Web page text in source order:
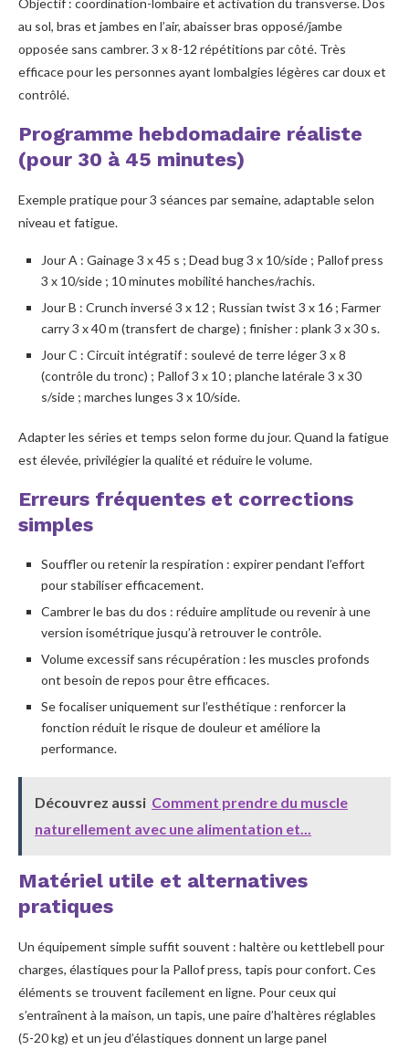
Objectif : coordination-lombaire et activation du transverse. Dos
au sol, bras et jambes en l’air, abaisser bras opposé/jambe
opposée sans cambrer. 3 x 8-12 répétitions par côté. Très
efficace pour les personnes ayant lombalgies légères car doux et
contrôlé.
Programme hebdomadaire réaliste
(pour 30 à 45 minutes)
Exemple pratique pour 3 séances par semaine, adaptable selon
niveau et fatigue.
Jour A : Gainage 3 x 45 s ; Dead bug 3 x 10/side ; Pallof press
3 x 10/side ; 10 minutes mobilité hanches/rachis.
Jour B : Crunch inversé 3 x 12 ; Russian twist 3 x 16 ; Farmer
carry 3 x 40 m (transfert de charge) ; finisher : plank 3 x 30 s.
Jour C : Circuit intégratif : soulevé de terre léger 3 x 8
(contrôle du tronc) ; Pallof 3 x 10 ; planche latérale 3 x 30
s/side ; marches lunges 3 x 10/side.
Adapter les séries et temps selon forme du jour. Quand la fatigue
est élevée, privilégier la qualité et réduire le volume.
Erreurs fréquentes et corrections
simples
Souffler ou retenir la respiration : expirer pendant l’effort
pour stabiliser efficacement.
Cambrer le bas du dos : réduire amplitude ou revenir à une
version isométrique jusqu’à retrouver le contrôle.
Volume excessif sans récupération : les muscles profonds
ont besoin de repos pour être efficaces.
Se focaliser uniquement sur l’esthétique : renforcer la
fonction réduit le risque de douleur et améliore la
performance.
Découvrez aussi Comment prendre du muscle
naturellement avec une alimentation et...
Matériel utile et alternatives
pratiques
Un équipement simple suffit souvent : haltère ou kettlebell pour
charges, élastiques pour la Pallof press, tapis pour confort. Ces
éléments se trouvent facilement en ligne. Pour ceux qui
s’entraînent à la maison, un tapis, une paire d’haltères réglables
(5-20 kg) et un jeu d’élastiques donnent un large panel